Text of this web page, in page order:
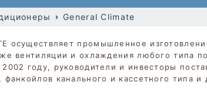
General Climate
осуществляет промышленное
вентиляции и охлаждения любого типа
году, руководители и инвесторы
канального и кассетного типа и